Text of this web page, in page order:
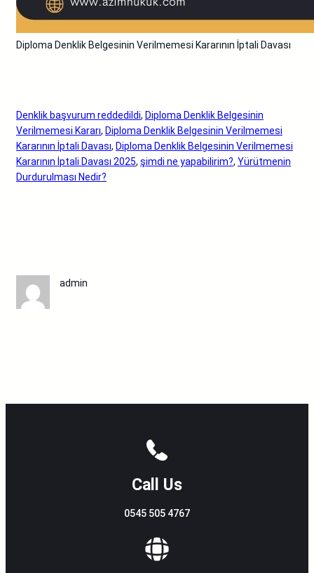
Diploma Denklik Belgesinin Verilmemesi Kararının İptali Davası
Denklik başvurum reddedildi, Diploma Denklik Belgesinin
Verilmemesi Kararı, Diploma Denklik Belgesinin Verilmemesi
Kararının İptali Davası, Diploma Denklik Belgesinin Verilmemesi
Kararının İptali Davası 2025, şimdi ne yapabilirim?, Yürütmenin
Durdurulması Nedir?
admin
Call Us
0545 505 4767